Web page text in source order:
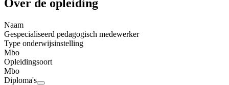
Over de opleiding
Naam
Gespecialiseerd pedagogisch medewerker
Type onderwijsinstelling
Mbo
Opleidingsoort
Mbo
Diploma's